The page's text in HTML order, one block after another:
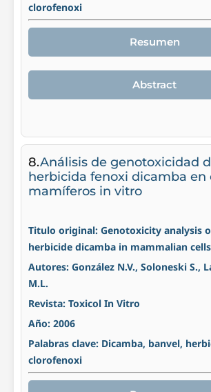
clorofenoxi
Resumen
Abstract
8.Análisis de genotoxicidad
herbicida fenoxi dicamba en
mamíferos in vitro
Titulo original: Genotoxicity analysis
herbicide dicamba in mammalian
Autores: González N.V., Soloneski S.,
M.L.
Revista: Toxicol In Vitro
Año: 2006
Palabras clave: Dicamba, banvel,
clorofenoxi